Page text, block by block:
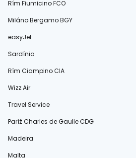
Rím Fiumicino FCO
Miláno Bergamo BGY
easyJet
Sardínia
Rím Ciampino CIA
Wizz Air
Travel Service
Paríž Charles de Gaulle CDG
Madeira
Malta